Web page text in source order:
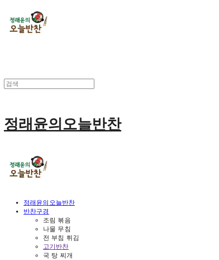
정래윤의오늘반찬
정래윤의오늘반찬
반찬구경
조림 볶음
나물 무침
전 부침 튀김
고기반찬
국 탕 찌개